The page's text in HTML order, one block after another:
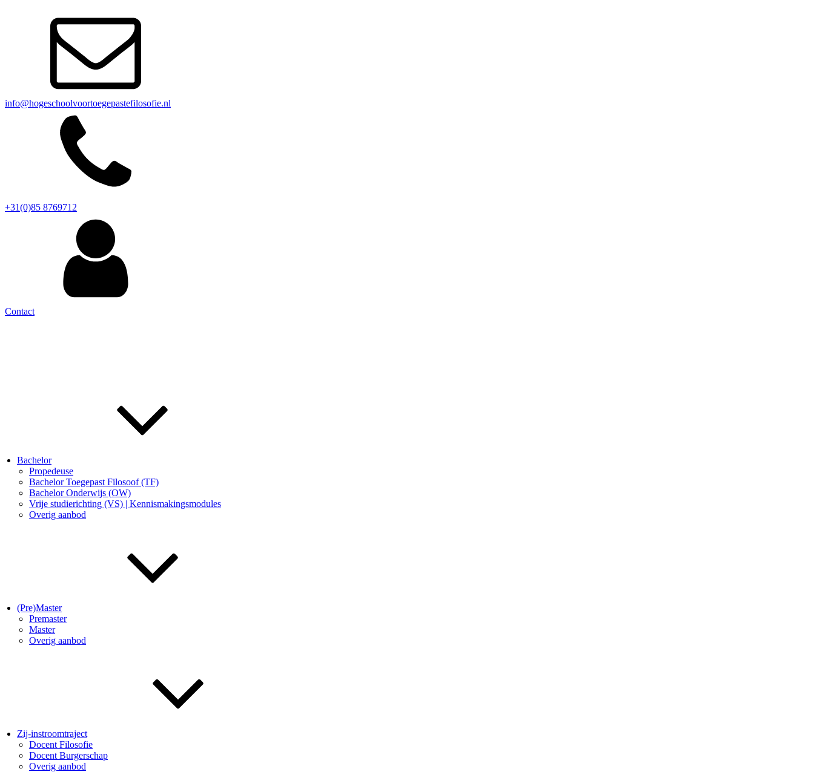
info@hogeschoolvoortoegepastefilosofie.nl
+31(0)85 8769712
Contact
Bachelor
Propedeuse
Bachelor Toegepast Filosoof (TF)
Bachelor Onderwijs (OW)
Vrije studierichting (VS) | Kennismakingsmodules
Overig aanbod
(Pre)Master
Premaster
Master
Overig aanbod
Zij-instroomtraject
Docent Filosofie
Docent Burgerschap
Overig aanbod